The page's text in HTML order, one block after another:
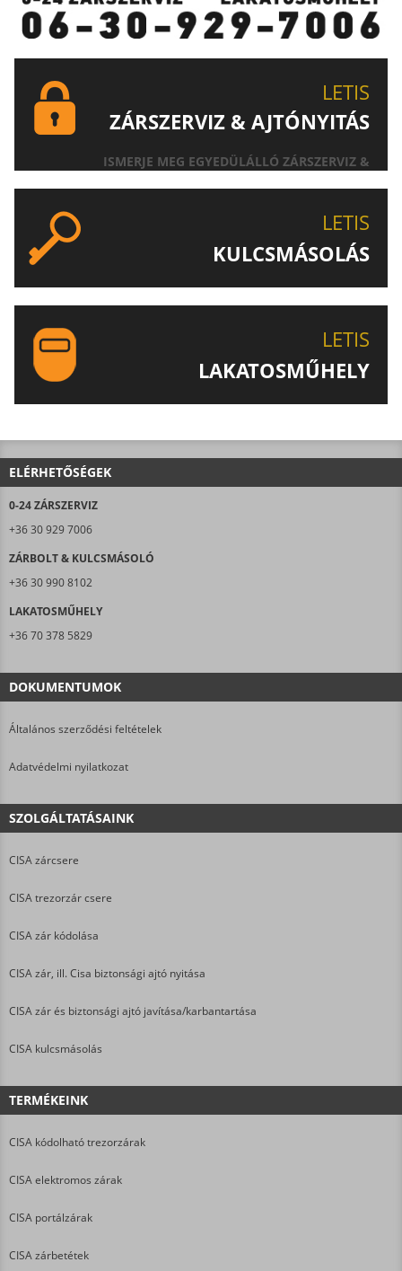
LETIS
ZÁRSZERVIZ & AJTÓNYITÁS
ISMERJE MEG EGYEDÜLÁLLÓ ZÁRSZERVIZ &
LETIS
KULCSMÁSOLÁS
LETIS
LAKATOSMŰHELY
ELÉRHETŐSÉGEK
0-24 ZÁRSZERVIZ
+36 30 929 7006
ZÁRBOLT & KULCSMÁSOLÓ
+36 30 990 8102
LAKATOSMŰHELY
+36 70 378 5829
DOKUMENTUMOK
Általános szerződési feltételek
Adatvédelmi nyilatkozat
SZOLGÁLTATÁSAINK
CISA zárcsere
CISA trezorzár csere
CISA zár kódolása
CISA zár, ill. Cisa biztonsági ajtó nyitása
CISA zár és biztonsági ajtó javítása/karbantartása
CISA kulcsmásolás
TERMÉKEINK
CISA kódolható trezorzárak
CISA elektromos zárak
CISA portálzárak
CISA zárbetétek